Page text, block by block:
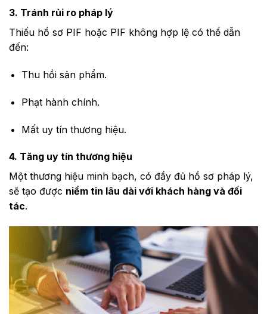
3. Tránh rủi ro pháp lý
Thiếu hồ sơ PIF hoặc PIF không hợp lệ có thể dẫn
đến:
Thu hồi sản phẩm.
Phạt hành chính.
Mất uy tín thương hiệu.
4. Tăng uy tín thương hiệu
Một thương hiệu minh bạch, có đầy đủ hồ sơ pháp lý,
sẽ tạo được niềm tin lâu dài với khách hàng và đối
tác.